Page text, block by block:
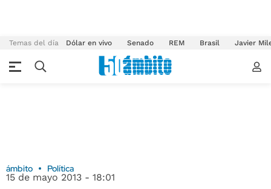
Temas del día Dólar en vivo Senado REM Brasil Javier
ámbito Política
15 de mayo 2013 - 18:01